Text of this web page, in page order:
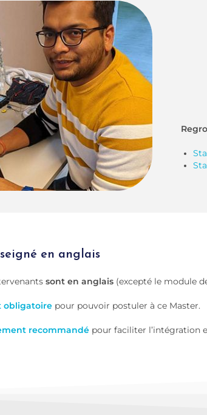
en anglais
sont en anglais (excepté le module
obligatoire pour pouvoir postuler à ce Master.
recommandé pour faciliter l’intégration